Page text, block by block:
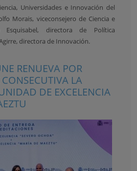
Universidades e Innovación del
Morais, viceconsejero de Ciencia e
Esquisabel, directora de Política
directora de Innovación.
RENUEVA POR
CONSECUTIVA LA
DE EXCELENCIA